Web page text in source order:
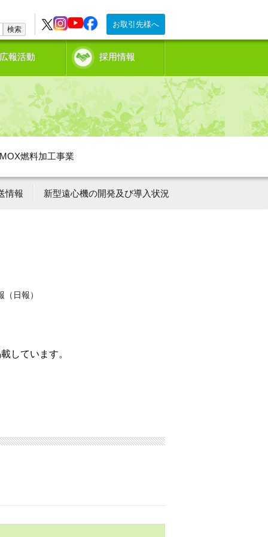
お取引先様へ
検索
報活動 採用情報
燃料加工事業
情報 新型遠心機の開発及び導入状況
日報）
しています。